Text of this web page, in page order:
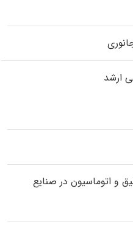
ارشد
و اتوماسیون در صنایع